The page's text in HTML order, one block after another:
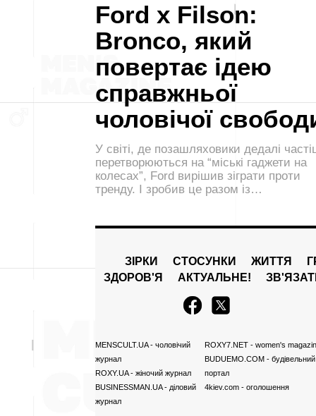
Ford x Filson:
Bronco, який
повертає ідею
справжньої
чоловічої
У світі, де позашляховики дедалі
перетворюються на “міські гаджети на
колесах”, Ford вирішив зіграти проти
тренду. І зробив це разом із…
ЗІРКИ СТОСУНКИ ЖИТТЯ
ЗДОРОВ'Я
АКТУАЛЬНЕ!
MENSCULT.UA- чоловічий
журнал
ROXY.UA- жіночий журнал
BUSINESSMAN.UA- діловий
журнал
ROXY7.NET- women's
BUDUEMO.COM- будівельний
портал
4kiev.com- оголошення